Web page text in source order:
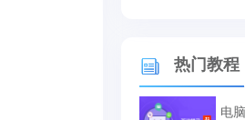
热门教程
电